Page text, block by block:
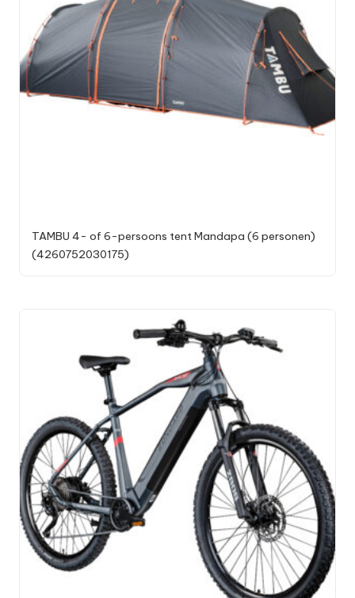
TAMBU 4- of 6-persoons tent Mandapa (6 personen)
(4260752030175)